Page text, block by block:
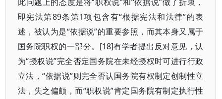
即宪法第89条第1项包含有“根据宪法和法律”的表
述，被认为是“依据说”的重要参照，而其本身又属于
国务院职权的一部分。[18]有学者提出反对意见，认
为“授权说”完全否定国务院在未经授权时可进行行政
立法，“依据说”则完全否认国务院有权制定创制性立
法，失之偏颇，而“职权说”肯定国务院有制定执行性